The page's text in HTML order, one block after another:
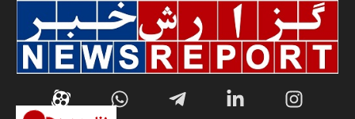
سازمان صنعت،معدن و تجارت